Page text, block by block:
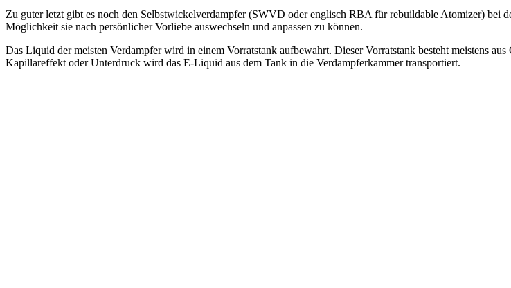
Zu guter letzt gibt es noch den Selbstwickelverdampfer (SWVD oder englisch RBA für rebuildable Atomizer) bei
Möglichkeit sie nach persönlicher Vorliebe auswechseln und anpassen zu können.
Das Liquid der meisten Verdampfer wird in einem Vorratstank aufbewahrt. Dieser Vorratstank besteht meistens
Kapillareffekt oder Unterdruck wird das E-Liquid aus dem Tank in die Verdampferkammer transportiert.